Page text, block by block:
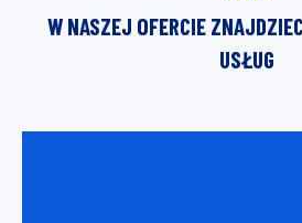
W NASZEJ OFERCIE
USŁUG